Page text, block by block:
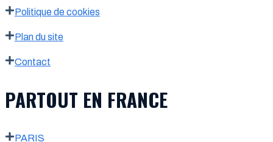
Politique de cookies
Plan du site
Contact
PARTOUT EN FRANCE
PARIS